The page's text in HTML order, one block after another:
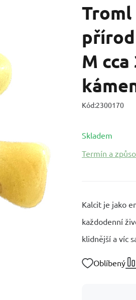
M cca
Kód:2300170
Skladem
Termín a
Kalcit je jako
každodenní
klidnější a víc
Oblíbený